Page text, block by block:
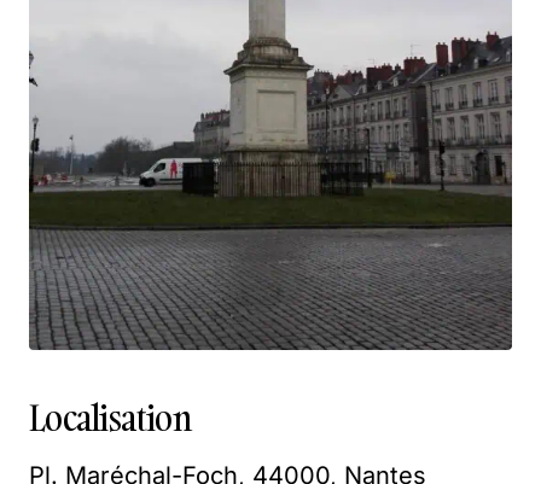
Localisation
Pl. Maréchal-Foch, 44000, Nantes